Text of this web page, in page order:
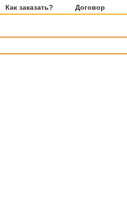
Как заказать? Договор